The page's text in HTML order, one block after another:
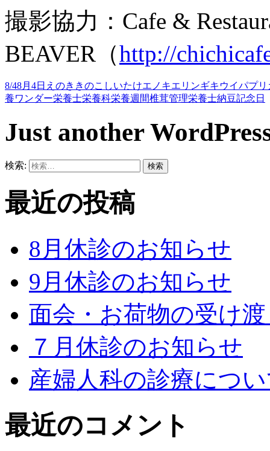
撮影協力：Cafe &
BEAVER（http://
8/48月4日 えのき きのこ しいたけエノキエリンギキウイパプリ
養ワンダー栄養士栄養科栄養週間椎茸管理栄養士納豆記念日
Just another
検索:
最近の投稿
8月休診のお知らせ
9月休診のお知らせ
面会・お荷物の受け
７月休診のお知らせ
産婦人科の診療につ
最近のコメント